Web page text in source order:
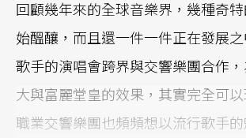
回顧幾年來的全球音樂界，幾種奇
始醞釀，而且還一件一件正在發展
歌手的演唱會跨界與交響樂團合作
大與富麗堂皇的效果，其實完全可
職業交響樂團也頻頻想以流行歌手